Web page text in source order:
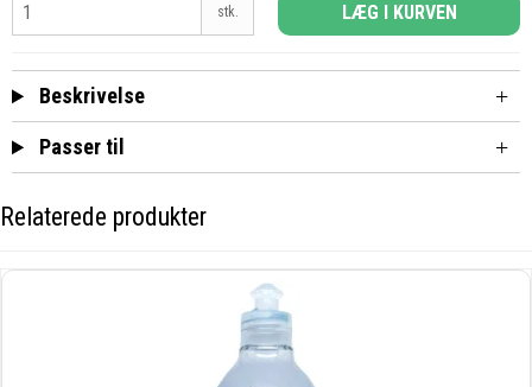
stk. LÆG I KURVEN
Beskrivelse
Passer til
Relaterede produkter